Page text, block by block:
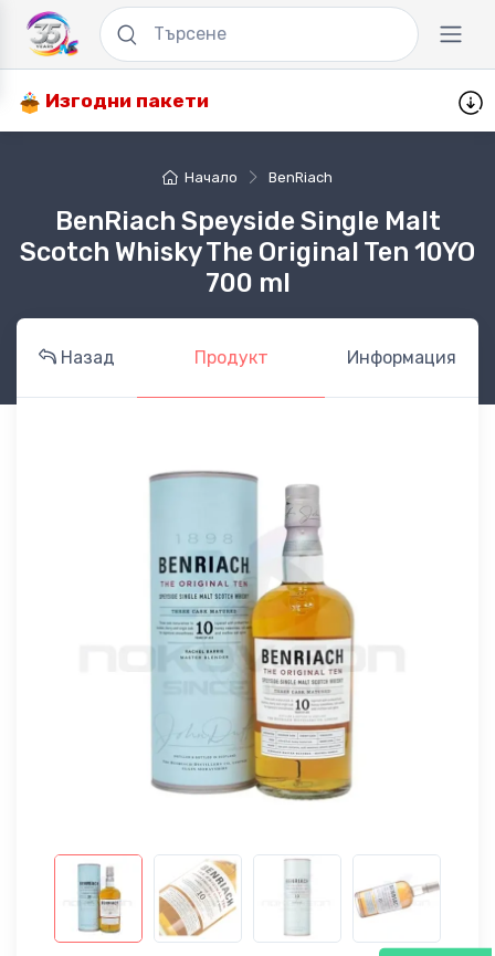
Изгодни пакети
Начало BenRiach
BenRiach Speyside Single Malt
Scotch Whisky The Original Ten 10YO
700 ml
Назад Продукт Информация